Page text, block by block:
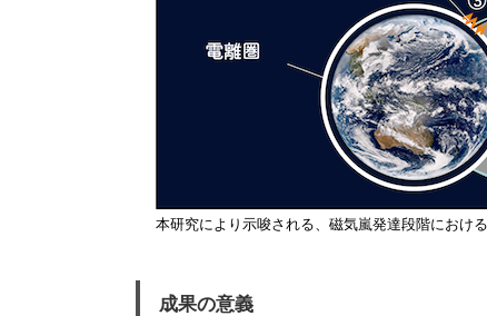
本研究により示唆される、磁気嵐発達段階におけ
成果の意義